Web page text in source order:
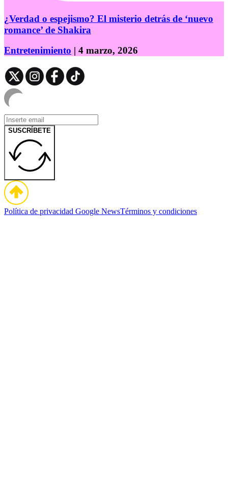
¿Verdad o espejismo? El misterio detrás de ‘nuevo
romance’ de Shakira
Entretenimiento | 4 marzo, 2026
SUSCRÍBETE
Política de privacidad Google NewsTérminos y condiciones